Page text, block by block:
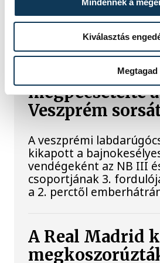
Mindennek a
Kiválasztás
Megtagad
kikapott szombaton a
barátságos
Arénában.
A korai piros lap
megpecsételte
Veszprém
A veszprémi
kikapott a
vendégeként az NB III
csoportjának 3.
a 2. perctől
A Real Madrid